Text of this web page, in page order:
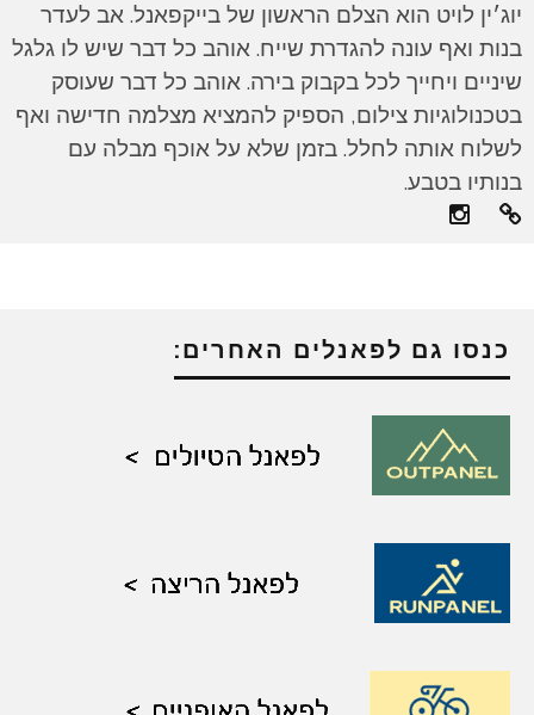
יוג׳ין לויט הוא הצלם הראשון של בייקפאנל. אב לעדר
בנות ואף עונה להגדרת שייח. אוהב כל דבר שיש לו גלגל
שיניים ויחייך לכל בקבוק בירה. אוהב כל דבר שעוסק
בטכנולוגיות צילום, הספיק להמציא מצלמה חדישה ואף
לשלוח אותה לחלל. בזמן שלא על אוכף מבלה עם
בנותיו בטבע.
כנסו גם לפאנלים האחרים: